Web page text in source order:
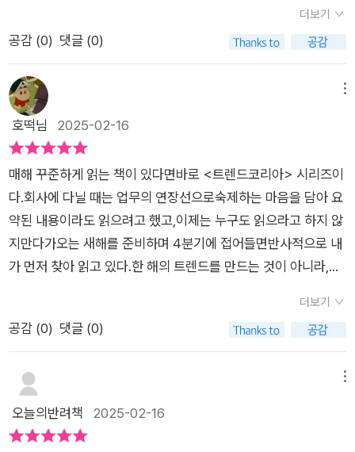
면 요즘 여성들은 다양한 삶의 방식을 볼 수 있습니다. 자신의 인
생의 방향을 자신이 선택하고 결정하는 것입니다.예전에 비해 여
성은 결혼 당사자이고 당사자의 추체성이 중요해진 시대가 되었
다는 것입니다.
하고 결혼하는 것이 필수과정이었던 이전과는 다르게, 연애는 물
론 결혼 또한 더 이상의 필수 단계가 아닌, 자신의 행복과 삶의 가
강했던 위 세대와는 다르게, 남녀동등한 환경에서 교육을 받고 자
라온 세대들인 만큼, 2030의 여성들은 남성들 못지않게 전문적
인 커리어를 갖고 있으며 또한 이전에 비해 여성들이 사회에서의
영향력이 강해지고 있는 만큼, 더 이상 남자의 보호 아래 보살핌
을 필요로 하는 시대가 아닌 이상, 삶의 어떠한 과정에서도 당연
한 것은 없고, 나다움을 찾고, 자신의 고유의 색을 가지면서 당당
하게 살아갈 수 있는 시대가 도래한 것으로 보였어요. 나이가 들
면서 나다움을 발견하기보다, 사회가 나에게 기대하는 모습에 저
를 맞춰가려는 경향이 있었는데, 이번 책을 통해서 비슷한 연령대
하고 있는 <트렌드코리아> 시리즈에서 ‘사람들‘의 변화에 주목
해왔다. 그렇게 다양한 세대 중에서도 가장 중요한 집단을 하나만
면 전체 인구의 10%정도지만, 트렌드에 미치는 파급력은 그 어
떤 집단보다 강하다. 2030은 인생의 모든 나이가 선망하는 시기
다. 2030이 뭔가를 하면 대체로 다른 연령대는 그것을 따라 한
다. 특히 2030 여성은 패션,미용,식품 등 다양한 산업에서 중추
적 역할을 수행하는 가장 핵심적인 집단이다. 요즘 2030 여성에
대한 개인적 소감은 그 어느 때보다 자기관리 잘하고 당당한, 빛
나는 세대라는 점이다. 먼저 성실하다. 학교 생활은 물론이고 건
강관리나 다이어트에 이르기까지 자기관리에 철저하다. 또한 당
당하다. 과거에는 남성지향적 사회적 분위기 아래에서 뭔가 기를
펴지 못하는 느낌이 강했는데, 요즘은 완전히 다르다. 학업은 물
뒤지지 않고, 취업 시장에서도 매우 적극적이다. 한마디로 스스로
빛나는 세대다. 그래서인지 요즘 2030 여성들은 과거 여성들보
다 훨씬 행복할 것이라는 막연한 생각이 앞섰다. 하지만 그 선입
견을 완전히 뒤집는 통계를 보게 되었는데, 우리나라에서 가장 우
더보기
공감 (0) 댓글 (0)
호떡님 2025-02-16
매해 꾸준하게 읽는 책이 있다면바로 <트렌드코리아> 시리즈이
다.회사에 다닐 때는 업무의 연장선으로숙제하는 마음을 담아 요
약된 내용이라도 읽으려고 했고,이제는 누구도 읽으라고 하지 않
지만다가오는 새해를 준비하며 4분기에 접어들면반사적으로 내
가 먼저 찾아 읽고 있다.한 해의 트렌드를 만드는 것이 아니라,기
은 '정의'하는그 내용들이 꼭 트렌드를 업무에 활용하기보다는시
대의 흐름을 읽는 '눈'으로 갖고 싶었다.트렌드코리아 시리즈는
없기 때문에책을 읽으면서도 보다 모집단이 작은좀 더 세밀화된
나이나 특정 성별로 한정된분석이 궁금하다는 생각을 종종 가졌
다.특히 나와 비슷한 나이와 성별을 가진 이들이어떻게 살고 있는
더보기
공감 (0) 댓글 (0)
오늘의반려책 2025-02-16